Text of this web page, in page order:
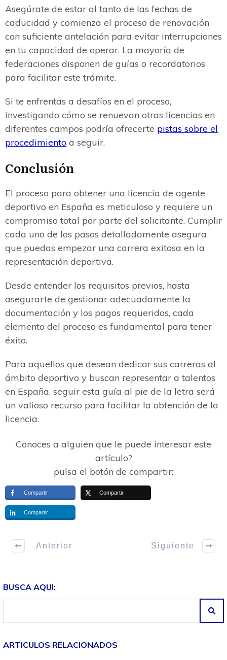
Asegúrate de estar al tanto de las fechas de
caducidad y comienza el proceso de renovación
con suficiente antelación para evitar interrupciones
en tu capacidad de operar. La mayoría de
federaciones disponen de guías o recordatorios
para facilitar este trámite.
Si te enfrentas a desafíos en el proceso,
investigando cómo se renuevan otras licencias en
diferentes campos podría ofrecerte pistas sobre el
procedimiento a seguir.
Conclusión
El proceso para obtener una licencia de agente
deportivo en España es meticuloso y requiere un
compromiso total por parte del solicitante. Cumplir
cada uno de los pasos detalladamente asegura
que puedas empezar una carrera exitosa en la
representación deportiva.
Desde entender los requisitos previos, hasta
asegurarte de gestionar adecuadamente la
documentación y los pagos requeridos, cada
elemento del proceso es fundamental para tener
éxito.
Para aquellos que desean dedicar sus carreras al
ámbito deportivo y buscan representar a talentos
en España, seguir esta guía al pie de la letra será
un valioso recurso para facilitar la obtención de la
licencia.
Conoces a alguien que le puede interesar este
artículo?
pulsa el botón de compartir:
Compartir Compartir
Compartir
Anterior Siguiente
BUSCA AQUI:
ARTICULOS RELACIONADOS